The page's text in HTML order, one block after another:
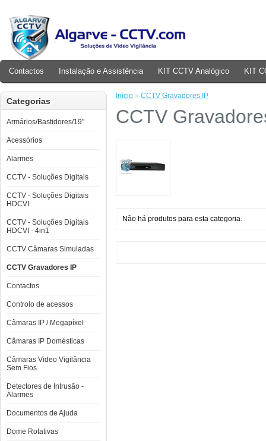
Contactos Instalação e Assistência KIT CCTV Analógico KIT
Categorias
Armários/Bastidores/19"
Acessórios
Alarmes
CCTV - Soluções Digitais
CCTV - Soluções Digitais
HDCVI
CCTV - Soluções Digitais
HDCVI - 4in1
CCTV Câmaras Simuladas
CCTV Gravadores IP
Contactos
Controlo de acessos
Câmaras IP / Megapíxel
Câmaras IP Domésticas
Câmaras Video Vigilância
Sem Fios
Detectores de Intrusão -
Alarmes
Documentos de Ajuda
Dome Rotativas
Inicio » CCTV Gravadores IP
CCTV
Não há produtos para esta categoria.